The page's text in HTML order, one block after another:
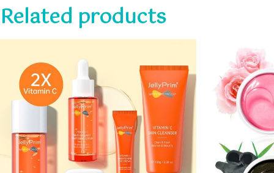
Related products